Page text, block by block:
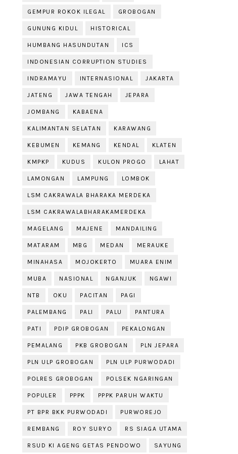
GEMPUR ROKOK ILEGAL GROBOGAN
GUNUNG KIDUL HISTORICAL
HUMBANG HASUNDUTAN ICS
INDONESIAN CORRUPTION STUDIES
INDRAMAYU INTERNASIONAL JAKARTA
JATENG JAWA TENGAH JEPARA
JOMBANG KABAENA
KALIMANTAN SELATAN KARAWANG
KEBUMEN KEMANG KENDAL KLATEN
KMPKP KUDUS KULON PROGO LAHAT
LAMONGAN LAMPUNG LOMBOK
LSM CAKRAWALA BHARAKA MERDEKA
LSM CAKRAWALABHARAKAMERDEKA
MAGELANG MAJENE MANDAILING
MATARAM MBG MEDAN MERAUKE
MINAHASA MOJOKERTO MUARA ENIM
MUBA NASIONAL NGANJUK NGAWI
NTB OKU PACITAN PAGI
PALEMBANG PALI PALU PANTURA
PATI PDIP GROBOGAN PEKALONGAN
PEMALANG PKB GROBOGAN PLN JEPARA
PLN ULP GROBOGAN PLN ULP PURWODADI
POLRES GROBOGAN POLSEK NGARINGAN
POPULER PPPK PPPK PARUH WAKTU
PT BPR BKK PURWODADI PURWOREJO
REMBANG ROY SURYO RS SIAGA UTAMA
RSUD KI AGENG GETAS PENDOWO SAYUNG